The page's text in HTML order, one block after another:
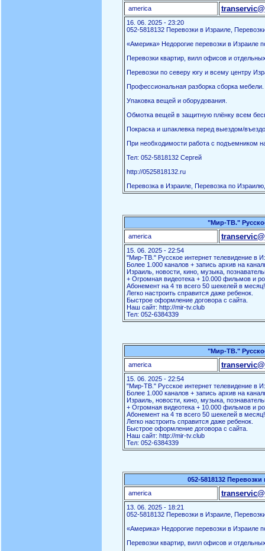
america
16. 06. 2025 - 23:20
052-5818132 Перевозки в Израиле,
«Америка» Недорогие перевозки в Израиле
Перевозки квартир, вилл офисов и
Перевозки по северу югу и всему центру
Профессиональная разборка сборка мебели.
Упаковка вещей и оборудования.
Обмотка вещей в защитную плёнку всем
Покраска и шпаклевка перед выездом/
При необходимости работа с подъемником
Тел: 052-5818132 Сергей
http://0525818132.ru
Перевозка в Израиле, Перевозка по
"Мир-ТВ."
america
15. 06. 2025 - 22:54
"Мир-ТВ." Русское интернет телевидение в
Более 1.000 каналов + запись архив на
Израиль, новости, кино, музыка,
+ Огромная видеотека + 10.000 фильмов и
Абонемент на 4 тв всего 50 шекелей в месяц!
Легко настроить справится даже ребенок.
Быстрое оформление договора с сайта.
Наш сайт: http://mir-tv.club
Тел: 052-6384339
"Мир-ТВ."
america
15. 06. 2025 - 22:54
"Мир-ТВ." Русское интернет телевидение в
Более 1.000 каналов + запись архив на
Израиль, новости, кино, музыка,
+ Огромная видеотека + 10.000 фильмов и
Абонемент на 4 тв всего 50 шекелей в месяц!
Легко настроить справится даже ребенок.
Быстрое оформление договора с сайта.
Наш сайт: http://mir-tv.club
Тел: 052-6384339
052-5818132
america
13. 06. 2025 - 18:21
052-5818132 Перевозки в Израиле,
«Америка» Недорогие перевозки в Израиле
Перевозки квартир, вилл офисов и